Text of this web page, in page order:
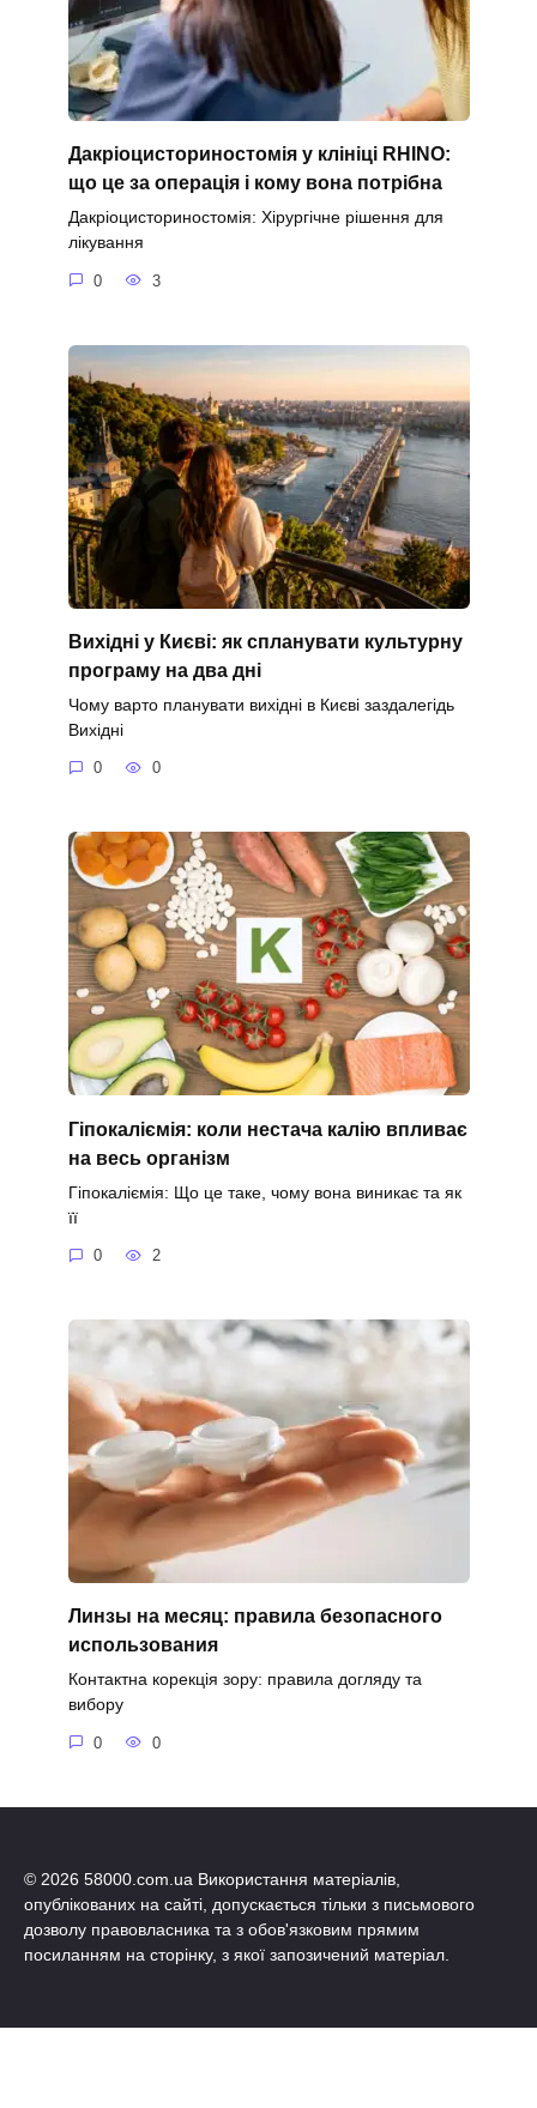
Дакріоцисториностомія у клініці RHINO:
що це за операція і кому вона потрібна
Дакріоцисториностомія: Хірургічне рішення для
лікування
0 3
Вихідні у Києві: як спланувати культурну
програму на два дні
Чому варто планувати вихідні в Києві заздалегідь
Вихідні
0 0
Гіпокаліємія: коли нестача калію впливає
на весь організм
Гіпокаліємія: Що це таке, чому вона виникає та як
її
0 2
Линзы на месяц: правила безопасного
использования
Контактна корекція зору: правила догляду та
вибору
0 0
© 2026 58000.com.ua Використання матеріалів,
опублікованих на сайті, допускається тільки з письмового
дозволу правовласника та з обов'язковим прямим
посиланням на сторінку, з якої запозичений матеріал.